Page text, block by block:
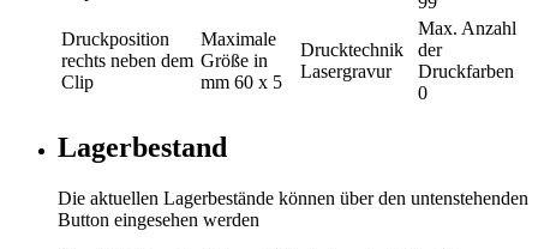
Druckposition
rechts neben dem
Clip
Maximale
Größe in
mm 60 x 5
Drucktechnik
Lasergravur
Max. Anzahl
der
Druckfarben
0
Lagerbestand
Die aktuellen Lagerbestände können über den untenstehenden
Button eingesehen werden